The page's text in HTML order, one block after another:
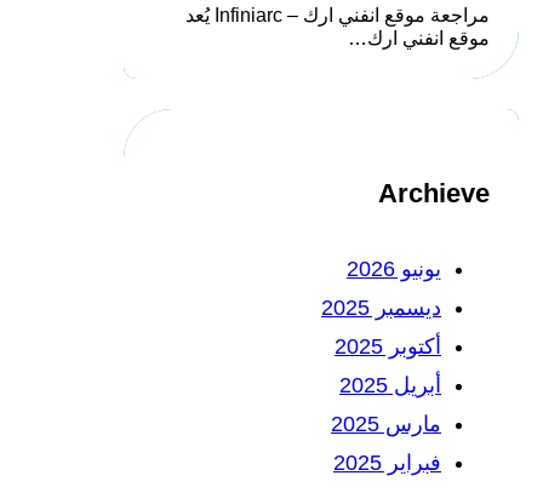
مراجعة موقع انفني ارك – Infiniarc يُعد
موقع انفني ارك…
Archieve
يونيو 2026
ديسمبر 2025
أكتوبر 2025
أبريل 2025
مارس 2025
فبراير 2025